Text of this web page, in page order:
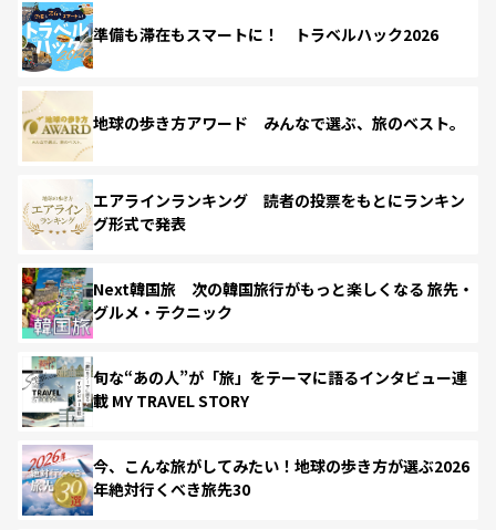
準備も滞在もスマートに！ トラベルハック2026
地球の歩き方アワード みんなで選ぶ、旅のベスト。
エアラインランキング 読者の投票をもとにランキン
グ形式で発表
Next韓国旅 次の韓国旅行がもっと楽しくなる 旅先・
グルメ・テクニック
旬な“あの人”が「旅」をテーマに語るインタビュー連
載 MY TRAVEL STORY
今、こんな旅がしてみたい！地球の歩き方が選ぶ2026
年絶対行くべき旅先30